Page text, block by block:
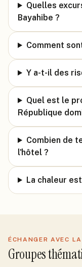
Quelles
Bayahibe ?
Comment
Y a-t-il des
Quel est le
République
Combien de
l'hôtel ?
La chaleur
ÉCHANGER AVEC
Groupes